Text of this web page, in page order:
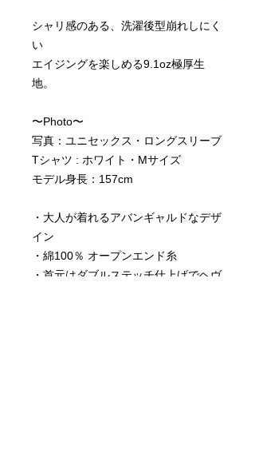
シャリ感のある、洗濯後型崩れしにく
い
エイジングを楽しめる9.1oz極厚生
地。
〜Photo〜
写真：ユニセックス・ロングスリーブ
Tシャツ : ホワイト・Mサイズ
モデル身長：157cm
・大人が着れるアバンギャルドなデザ
イン
・綿100％ オープンエンド糸
・首元はダブルステッチ仕上げでヘヴ